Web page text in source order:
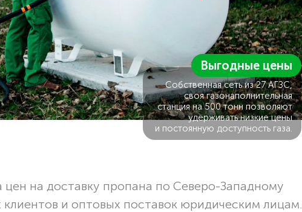
Выгодные цены
Собственная сеть из 27 АГЗС,
своя газонаполнительная
станция на 500 тонн позволяют
удерживать низкие цены
и постоянную доступность газа.
на доставку пропана по Северо-Западному
и оптовых поставок юридическим лицам.